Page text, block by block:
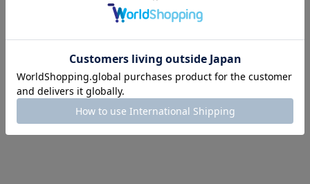
このアイテムを見た人はこの商品もチェックしています